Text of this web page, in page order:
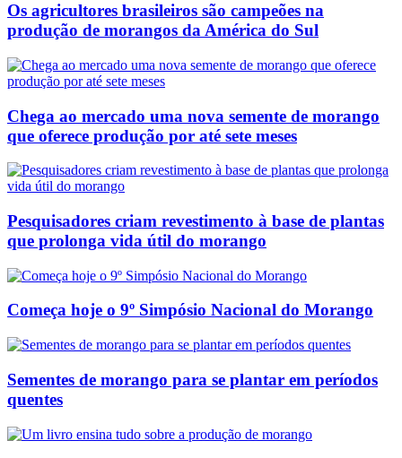
Os agricultores brasileiros são campeões na
produção de morangos da América do Sul
Chega ao mercado uma nova semente de morango
que oferece produção por até sete meses
Pesquisadores criam revestimento à base de plantas
que prolonga vida útil do morango
Começa hoje o 9º Simpósio Nacional do Morango
Sementes de morango para se plantar em períodos
quentes